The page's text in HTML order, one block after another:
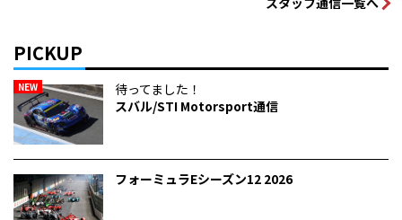
PICKUP
NEW
待ってました！
スバル/STI Motorsport通信
フォーミュラEシーズン12 2026